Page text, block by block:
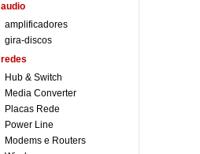
audio
amplificadores
gira-discos
redes
Hub & Switch
Media Converter
Placas Rede
Power Line
Modems e Routers